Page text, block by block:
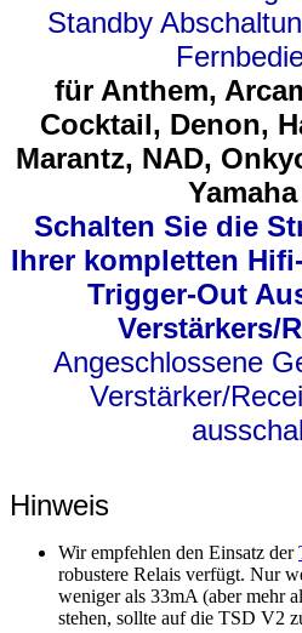
Standby
für Anthem,
Cocktail, Denon,
Marantz, NAD,
Schalten Sie die
Ihrer kompletten
Trigger-Out
Verstärkers/
Angeschlossene
Verstärker/
Hinweis
Wir empfehlen den Einsatz der
robustere Relais verfügt. Nur
weniger als 33mA (aber mehr
stehen, sollte auf die TSD V2